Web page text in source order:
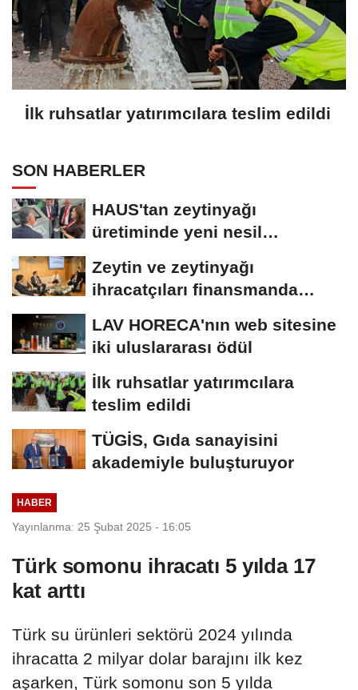
İlk ruhsatlar yatırımcılara teslim edildi
SON HABERLER
HAUS'tan zeytinyağı
üretiminde yeni nesil
Zeytin ve zeytinyağı
ihracatçıları finansmanda
LAV HORECA'nın web sitesine
iki uluslararası ödül
İlk ruhsatlar yatırımcılara
teslim edildi
TÜGİS, Gıda sanayisini
akademiyle buluşturuyor
HABER
Yayınlanma: 25 Şubat 2025 - 16:05
Türk somonu ihracatı 5 yılda 17
kat arttı
Türk su ürünleri sektörü 2024 yılında
ihracatta 2 milyar dolar barajını ilk kez
aşarken, Türk somonu son 5 yılda